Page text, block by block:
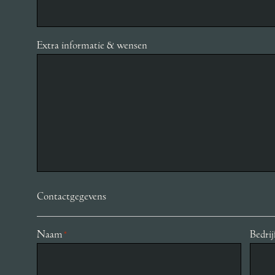
Extra informatie & wensen
Contactgegevens
Naam *